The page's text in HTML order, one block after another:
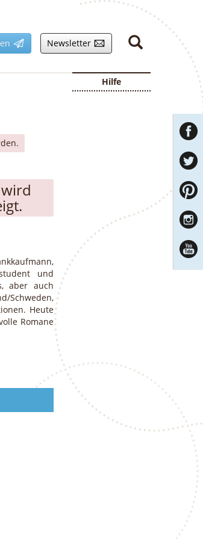
Newsletter
Hilfe
und
aber auch
Schweden,
Heute
Romane